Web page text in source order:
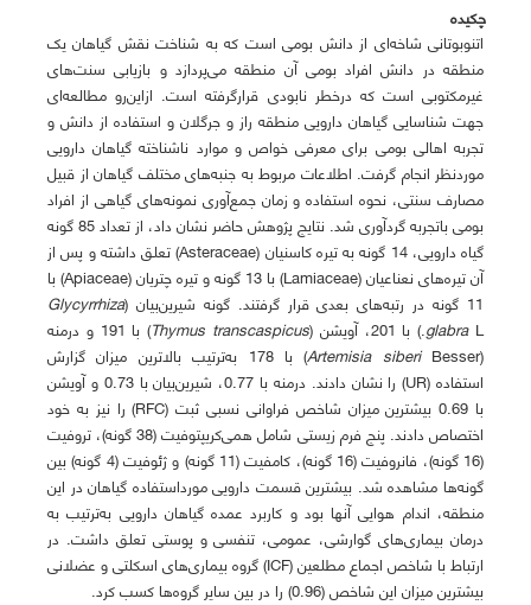
چکیده
اتنوبوتانی شاخه‌ای از دانش بومی است که به شناخت نقش گیاهان یک
منطقه در دانش افراد بومی آن منطقه می‌پردازد و بازیابی سنت‌های
غیرمکتوبی است که درخطر نابودی قرارگرفته است. ازاین‌رو مطالعه‌ای
جهت شناسایی گیاهان دارویی منطقه راز و جرگلان و استفاده از دانش و
تجربه اهالی بومی برای معرفی خواص و موارد ناشناخته گیاهان دارویی
موردنظر انجام گرفت. اطلاعات مربوط به جنبه‌های مختلف گیاهان از قبیل
مصارف سنتی، نحوه استفاده و زمان جمع‌آوری نمونه‌های گیاهی از افراد
بومی باتجربه گردآوری شد. نتایج پژوهش حاضر نشان داد، از تعداد 85 گونه
گیاه دارویی، 14 گونه به تیره کاسنیان (Asteraceae) تعلق داشته و پس از
آن تیره‌های نعناعیان (Lamiaceae) با 13 گونه و تیره چتریان (Apiaceae) با
11 گونه در رتبه‌های بعدی قرار گرفتند. گونه‌ شیرین‌بیان (
Glycyrrhiza
glabraL.) با 201، آویشن ( Thymus transcaspicus
) با 191 و درمنه
(
Artemisia siberi
Besser) با 178 به‌ترتیب بالاترین میزان گزارش
استفاده (UR) را نشان دادند. درمنه با 0.77، شیرین‌بیان با 0.73 و آویشن
با 0.69 بیشترین میزان شاخص فراوانی نسبی ثبت (RFC) را نیز به خود
اختصاص دادند. پنج فرم زیستی شامل همی‌کریپتوفیت (38 گونه)، تروفیت
(16 گونه)، فانروفیت (16 گونه)، کامفیت (11 گونه) و ژئوفیت (4 گونه) بین
گونه‌ها مشاهده شد. بیشترین قسمت دارویی مورداستفاده گیاهان در این
منطقه، اندام هوایی آنها بود و کاربرد عمده گیاهان دارویی به‌ترتیب به
درمان بیماری‌های گوارشی، عمومی، تنفسی و پوستی تعلق داشت. در
ارتباط با شاخص اجماع مطلعین (ICF) گروه بیماری‌های اسکلتی و عضلانی
بیشترین میزان این شاخص (0.96) را در بین سایر گروه‌ها کسب کرد.